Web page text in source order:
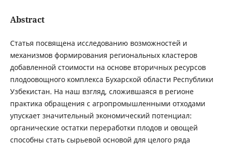
Abstract
Статья посвящена исследованию возможностей и
механизмов формирования региональных кластеров
добавленной стоимости на основе вторичных ресурсов
плодоовощного комплекса Бухарской области Республики
Узбекистан. На наш взгляд, сложившаяся в регионе
практика обращения с агропромышленными отходами
упускает значительный экономический потенциал:
органические остатки переработки плодов и овощей
способны стать сырьевой основой для целого ряда